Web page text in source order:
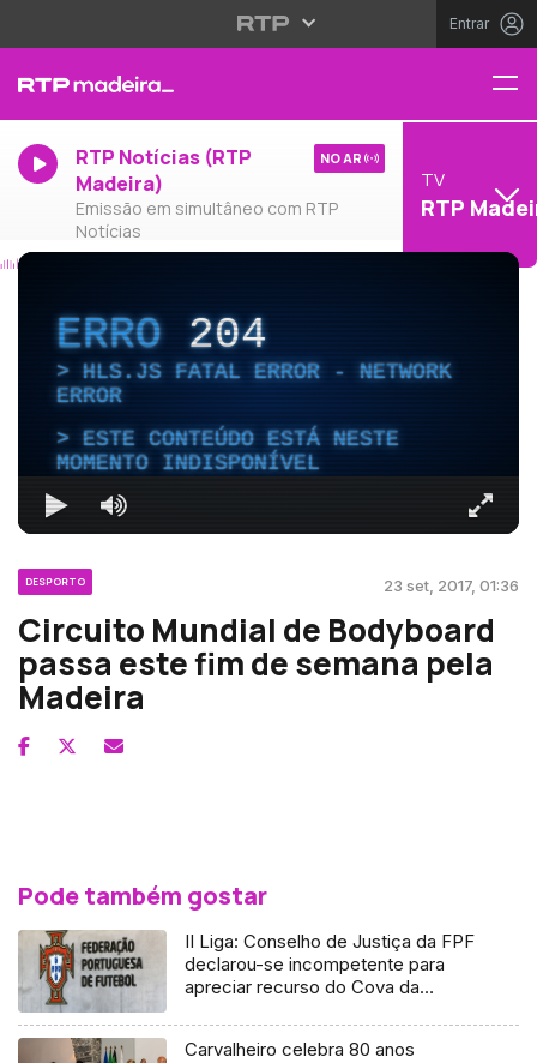
Entrar
RTP Notícias (RTP
Madeira)
Emissão em simultâneo com RTP
Notícias
NO AR
TV
RTP
ERRO204
HLS.JS FATAL ERROR - NETWORK
ERROR
ESTE CONTEÚDO ESTÁ NESTE
MOMENTO INDISPONÍVEL
DESPORTO 23 set, 2017, 01:36
Circuito Mundial de Bodyboard
passa este fim de semana pela
Madeira
Pode também gostar
II Liga: Conselho de Justiça da FPF
declarou-se incompetente para
apreciar recurso do Cova da
Carvalheiro celebra 80 anos